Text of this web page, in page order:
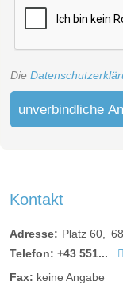
Die
unverbindliche
Kontakt
Adresse: Platz 60
Telefon: +43 551...
Fax: keine Angabe